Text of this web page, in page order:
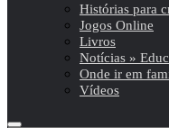
Histórias para
Jogos Online
Livros
Notícias »
Onde ir em
Vídeos